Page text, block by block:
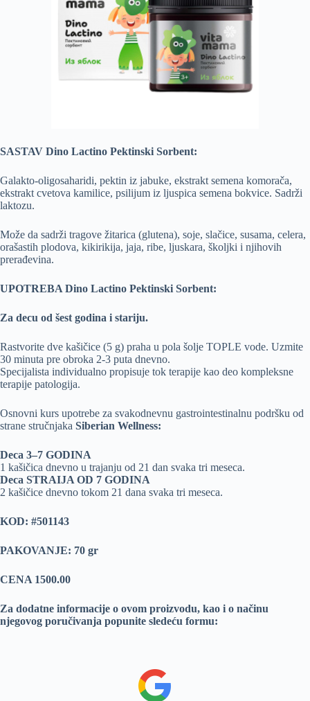
SASTAV Dino Lactino Pektinski Sorbent:
Galakto-oligosaharidi, pektin iz jabuke, ekstrakt semena komorača,
ekstrakt cvetova kamilice, psilijum iz ljuspica semena bokvice. Sadrži
laktozu.
Može da sadrži tragove žitarica (glutena), soje, slačice, susama, celera,
orašastih plodova, kikirikija, jaja, ribe, ljuskara, školjki i njihovih
prerađevina.
UPOTREBA Dino Lactino Pektinski Sorbent:
Za decu od šest godina i stariju.
Rastvorite dve kašičice (5 g) praha u pola šolje TOPLE vode. Uzmite
30 minuta pre obroka 2-3 puta dnevno.
Specijalista individualno propisuje tok terapije kao deo kompleksne
terapije patologija.
Osnovni kurs upotrebe za svakodnevnu gastrointestinalnu podršku od
strane stručnjaka Siberian Wellness:
Deca 3–7 GODINA
1 kašičica dnevno u trajanju od 21 dan svaka tri meseca.
Deca STRAIJA OD 7 GODINA
2 kašičice dnevno tokom 21 dana svaka tri meseca.
KOD: #501143
PAKOVANJE: 70 gr
CENA 1500.00
Za dodatne informacije o ovom proizvodu, kao i o načinu
njegovog poručivanja popunite sledeću formu: